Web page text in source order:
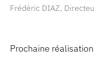
Frédéric DIAZ,
Prochaine réalisation